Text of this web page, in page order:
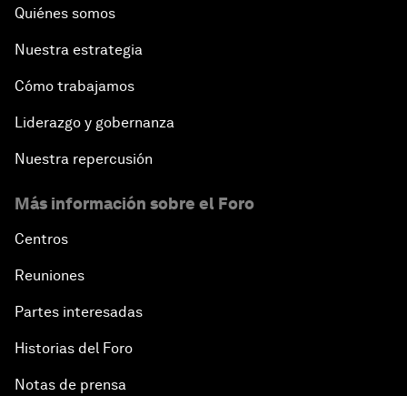
Quiénes somos
Nuestra estrategia
Cómo trabajamos
Liderazgo y gobernanza
Nuestra repercusión
Más información sobre el Foro
Centros
Reuniones
Partes interesadas
Historias del Foro
Notas de prensa